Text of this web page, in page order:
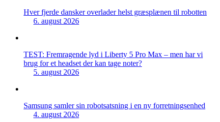
Hver fjerde dansker overlader helst græsplænen til robotten
6. august 2026
TEST: Fremragende lyd i Liberty 5 Pro Max – men har vi
brug for et headset der kan tage noter?
5. august 2026
Samsung samler sin robotsatsning i en ny forretningsenhed
4. august 2026